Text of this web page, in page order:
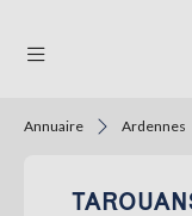
RÉGIONS
Annuaire Ardennes